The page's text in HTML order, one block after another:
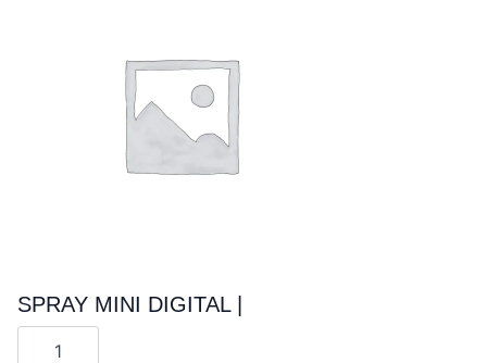
SPRAY MINI DIGITAL |
Cantitate
SPRAY